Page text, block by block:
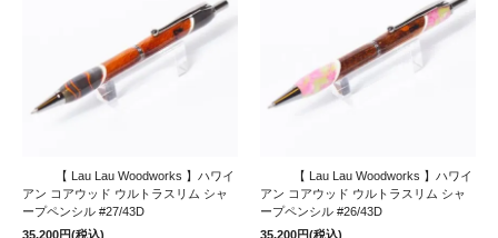
【 Lau Lau Woodworks 】ハワイ
アン コアウッド ウルトラスリム シャ
ープペンシル #27/43D
35,200円(税込)
【 Lau Lau Woodworks 】ハワイ
アン コアウッド ウルトラスリム シャ
ープペンシル #26/43D
35,200円(税込)